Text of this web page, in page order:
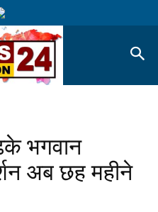
भगवान
अब छह महीने